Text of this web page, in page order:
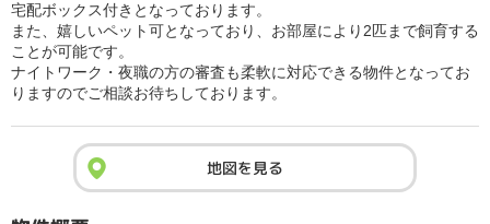
宅配ボックス付きとなっております。
また、嬉しいペット可となっており、お部屋により2匹まで飼育する
ことが可能です。
ナイトワーク・夜職の方の審査も柔軟に対応できる物件となってお
りますのでご相談お待ちしております。
地図を見る